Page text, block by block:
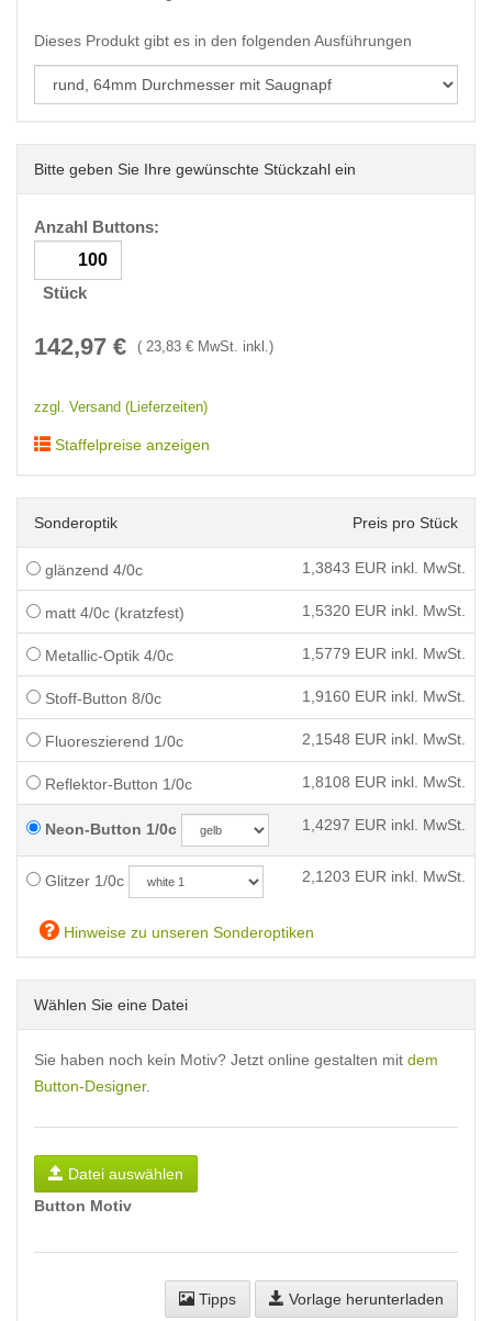
Dieses Produkt gibt es in den folgenden Ausführungen
Bitte geben Sie Ihre gewünschte Stückzahl ein
Anzahl Buttons:
Stück
142,97 € ( 23,83 € MwSt. inkl.)
zzgl. Versand (Lieferzeiten)
Staffelpreise anzeigen
Sonderoptik Preis pro Stück
glänzend 4/0c 1,3843 EUR inkl. MwSt.
matt 4/0c (kratzfest) 1,5320 EUR inkl. MwSt.
Metallic-Optik 4/0c 1,5779 EUR inkl. MwSt.
Stoff-Button 8/0c 1,9160 EUR inkl. MwSt.
Fluoreszierend 1/0c 2,1548 EUR inkl. MwSt.
Reflektor-Button 1/0c 1,8108 EUR inkl. MwSt.
Neon-Button 1/0c 1,4297 EUR inkl. MwSt.
Glitzer 1/0c 2,1203 EUR inkl. MwSt.
Hinweise zu unseren Sonderoptiken
Wählen Sie eine Datei
Sie haben noch kein Motiv? Jetzt online gestalten mit dem
Button-Designer.
Datei auswählen
Button Motiv
Tipps
Vorlage herunterladen